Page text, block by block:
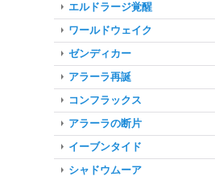
エルドラージ覚醒
ワールドウェイク
ゼンディカー
アラーラ再誕
コンフラックス
アラーラの断片
イーブンタイド
シャドウムーア